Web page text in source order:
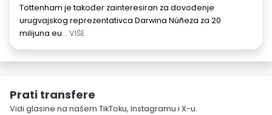
Tottenham je također zainteresiran za dovođenje
urugvajskog reprezentativca Darwina Núñeza za 20
milijuna eu... VIŠE
Prati transfere
Vidi glasine na našem TikToku, Instagramu i X-u.